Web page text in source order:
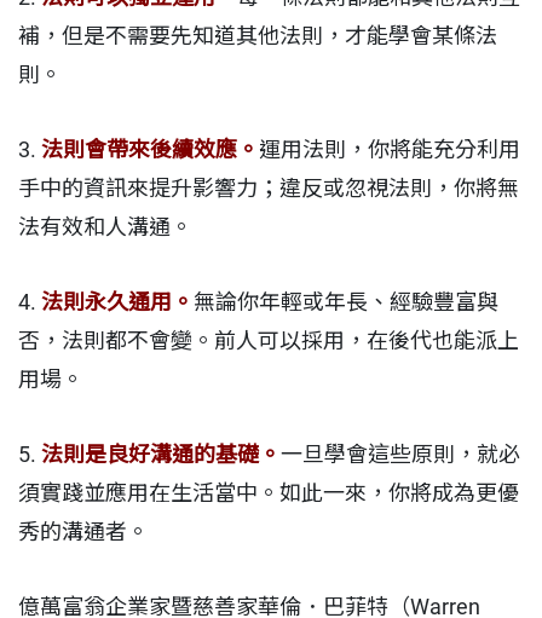
補，但是不需要先知道其他法則，才能學會某條法
則。
3. 法則會帶來後續效應。 運用法則，你將能充分利用
手中的資訊來提升影響力；違反或忽視法則，你將無
法有效和人溝通。
4. 法則永久通用。 無論你年輕或年長、經驗豐富與
否，法則都不會變。前人可以採用，在後代也能派上
用場。
5. 法則是良好溝通的基礎。 一旦學會這些原則，就必
須實踐並應用在生活當中。如此一來，你將成為更優
秀的溝通者。
億萬富翁企業家暨慈善家華倫．巴菲特（Warren